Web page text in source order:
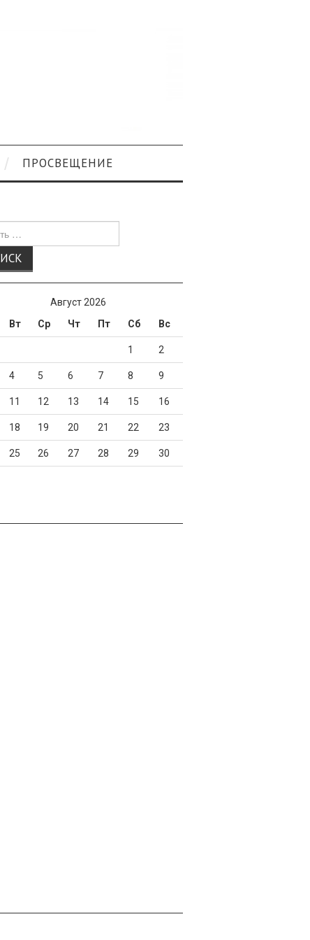
ПРОСВЕЩЕНИЕ
Август 2026
Вт Ср Чт Пт Сб Вс
1 2
4 5 6 7 8 9
11 12 13 14 15 16
18 19 20 21 22 23
25 26 27 28 29 30